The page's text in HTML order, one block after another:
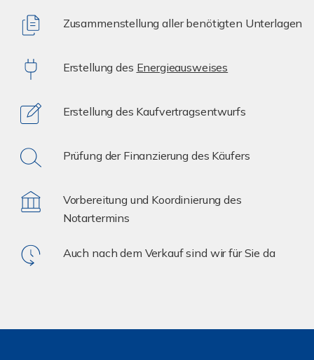
Zusammenstellung aller benötigten Unterlagen
Erstellung des Energieausweises
Erstellung des Kaufvertragsentwurfs
Prüfung der Finanzierung des Käufers
Vorbereitung und Koordinierung des
Notartermins
Auch nach dem Verkauf sind wir für Sie da